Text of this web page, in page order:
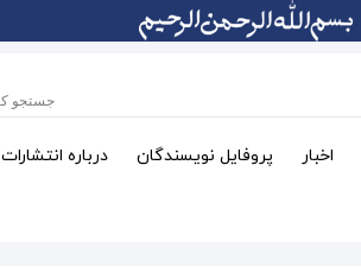
اخبار پروفایل نویسندگان درباره انتشارات